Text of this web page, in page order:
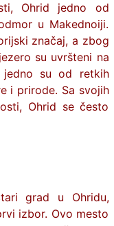
Ohrid jedno od
u Makednoiji.
značaj, a zbog
su uvršteni na
jedno su od retkih
i prirode. Sa svojih
Ohrid se često
grad u Ohridu,
izbor. Ovo mesto